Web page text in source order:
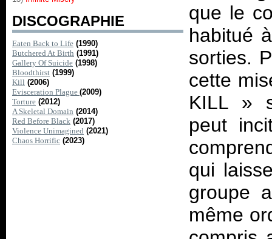
DISCOGRAPHIE
Eaten Back to Life (1990)
Butchered At Birth (1991)
Gallery Of Suicide (1998)
Bloodthirst (1999)
Kill (2006)
Evisceration Plague (2009)
Torture (2012)
A Skeletal Domain (2014)
Red Before Black (2017)
Violence Unimagined (2021)
Chaos Horrific (2023)
que le
habitué
sorties.
cette
KILL »
peut
qui
groupe
même